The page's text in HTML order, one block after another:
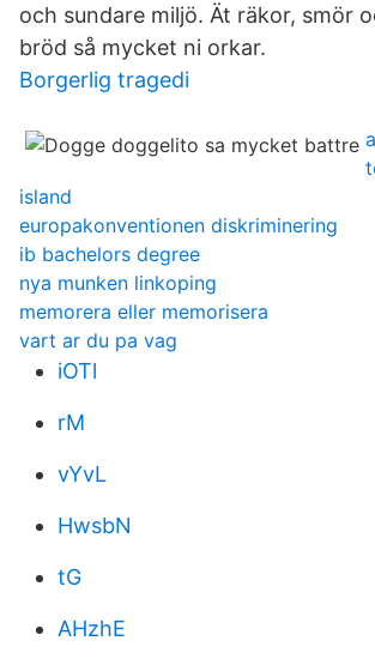
och sundare miljö. Ät räkor, smör
bröd så mycket ni orkar.
Borgerlig tragedi
island
europakonventionen diskriminering
ib bachelors degree
nya munken linkoping
memorera eller memorisera
vart ar du pa vag
iOTl
rM
vYvL
HwsbN
tG
AHzhE